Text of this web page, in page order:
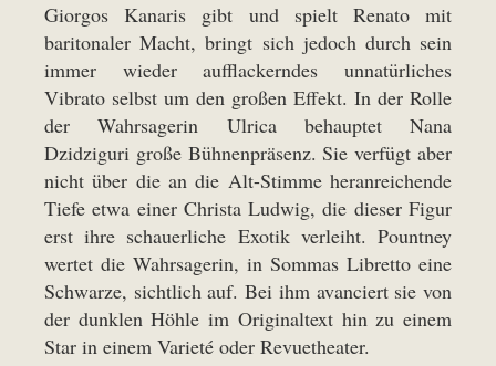
Giorgos Kanaris gibt und spielt Renato mit
baritonaler Macht, bringt sich jedoch durch sein
immer wieder aufflackerndes unnatürliches
Vibrato selbst um den großen Effekt. In der Rolle
der Wahrsagerin Ulrica behauptet Nana
Dzidziguri große Bühnenpräsenz. Sie verfügt aber
nicht über die an die Alt-Stimme heranreichende
Tiefe etwa einer Christa Ludwig, die dieser Figur
erst ihre schauerliche Exotik verleiht. Pountney
wertet die Wahrsagerin, in Sommas Libretto eine
Schwarze, sichtlich auf. Bei ihm avanciert sie von
der dunklen Höhle im Originaltext hin zu einem
Star in einem Varieté oder Revuetheater.